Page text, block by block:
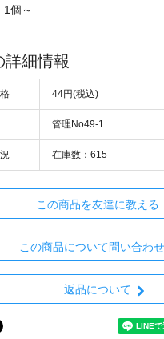
個～
詳細情報
44円(税込)
管理No49-1
在庫数：615
この商品を友達に教える
この商品について問い合わ
返品について